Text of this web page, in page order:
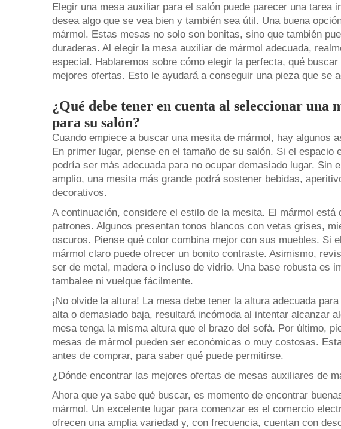
Elegir una mesa auxiliar para el salón puede parecer una tarea
desea algo que se vea bien y también sea útil. Una buena
mármol. Estas mesas no solo son bonitas, sino que también
duraderas. Al elegir la mesa auxiliar de mármol adecuada,
especial. Hablaremos sobre cómo elegir la perfecta, qué
mejores ofertas. Esto le ayudará a conseguir una pieza que se
¿Qué debe tener en cuenta al seleccionar una
para su salón?
Cuando empiece a buscar una mesita de mármol, hay algunos
En primer lugar, piense en el tamaño de su salón. Si el espacio
podría ser más adecuada para no ocupar demasiado lugar. Sin
amplio, una mesita más grande podrá sostener bebidas,
decorativos.
A continuación, considere el estilo de la mesita. El mármol está
patrones. Algunos presentan tonos blancos con vetas grises,
oscuros. Piense qué color combina mejor con sus muebles. Si
mármol claro puede ofrecer un bonito contraste. Asimismo,
ser de metal, madera o incluso de vidrio. Una base robusta es
tambalee ni vuelque fácilmente.
¡No olvide la altura! La mesa debe tener la altura adecuada
alta o demasiado baja, resultará incómoda al intentar alcanzar
mesa tenga la misma altura que el brazo del sofá. Por último,
mesas de mármol pueden ser económicas o muy costosas.
antes de comprar, para saber qué puede permitirse.
¿Dónde encontrar las mejores ofertas de mesas auxiliares de
Ahora que ya sabe qué buscar, es momento de encontrar
mármol. Un excelente lugar para comenzar es el comercio
ofrecen una amplia variedad y, con frecuencia, cuentan con